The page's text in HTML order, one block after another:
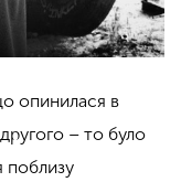
опинилася в
– то було
поблизу